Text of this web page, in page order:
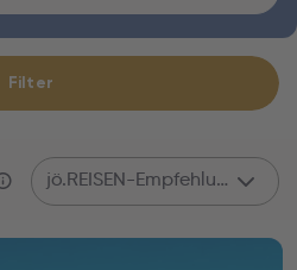
Filter
jö.REISEN-Empfehlung